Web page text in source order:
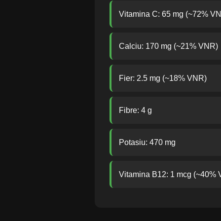
Vitamina C: 65 mg (~72%
Calciu: 170 mg (~21% VNR)
Fier: 2.5 mg (~18% VNR)
Fibre: 4 g
Potasiu: 470 mg
Vitamina B12: 1 mcg (~40%